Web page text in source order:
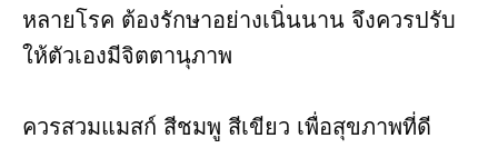
หลายโรค ต้องรักษาอย่างเนิ่นนาน จึงควรปรับ
ให้ตัวเองมีจิตตานุภาพ
ควรสวมแมสก์ สี​ชมพู สีเขียว เพื่อสุขภาพที่ดี